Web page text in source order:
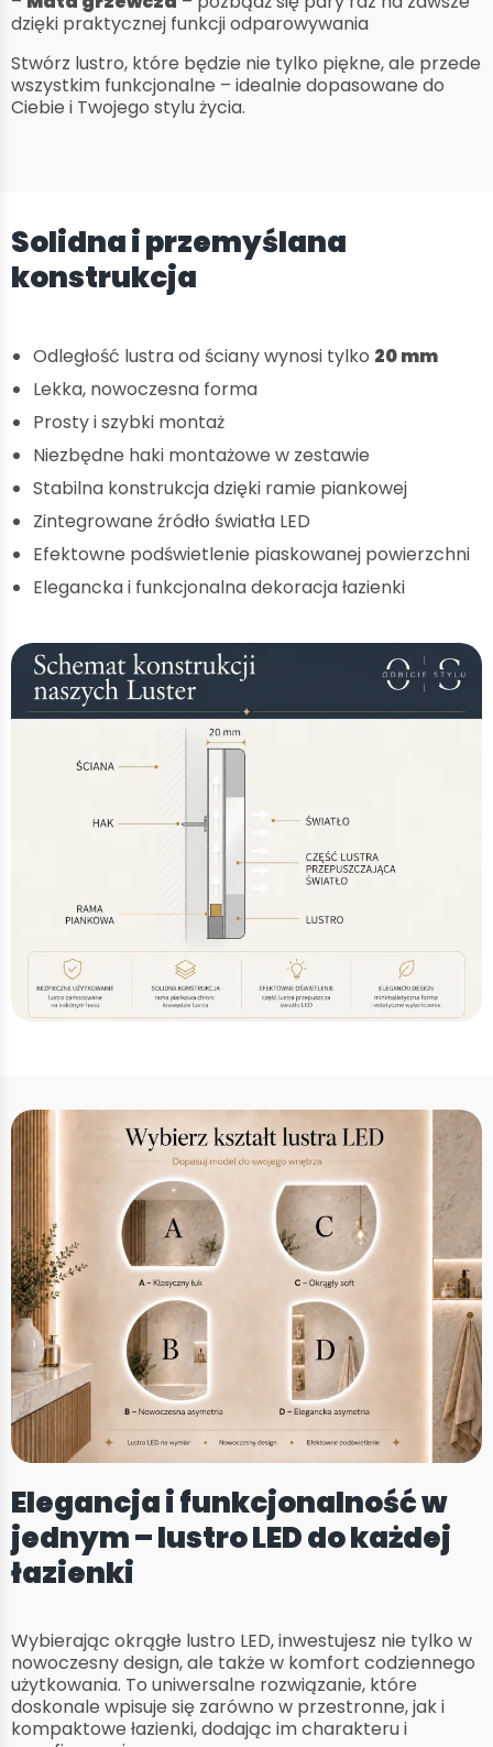
dzięki praktycznej funkcji odparowywania
Stwórz lustro, które będzie nie tylko piękne, ale przede
wszystkim funkcjonalne – idealnie dopasowane do
Ciebie i Twojego stylu życia.
Solidna i przemyślana
konstrukcja
Odległość lustra od ściany wynosi tylko 20 mm
Lekka, nowoczesna forma
Prosty i szybki montaż
Niezbędne haki montażowe w zestawie
Stabilna konstrukcja dzięki ramie piankowej
Zintegrowane źródło światła LED
Efektowne podświetlenie piaskowanej powierzchni
Elegancka i funkcjonalna dekoracja łazienki
Elegancja i funkcjonalność w
jednym – lustro LED do każdej
łazienki
Wybierając okrągłe lustro LED, inwestujesz nie tylko w
nowoczesny design, ale także w komfort codziennego
użytkowania. To uniwersalne rozwiązanie, które
doskonale wpisuje się zarówno w przestronne, jak i
kompaktowe łazienki, dodając im charakteru i